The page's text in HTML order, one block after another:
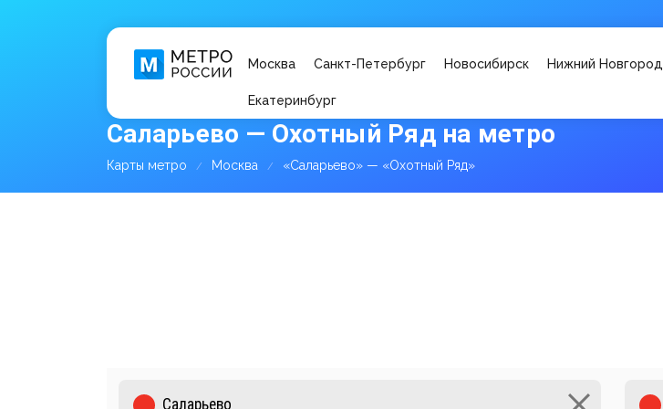
Москва Санкт-Петербург Новосибирск Нижний Новгород
Екатеринбург
Саларьево — Охотный Ряд на метро
Карты метро Москва «Саларьево» — «Охотный Ряд»